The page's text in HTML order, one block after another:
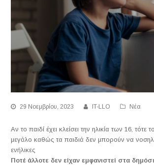
29 Νοεμβρίου, 2023 IT-LLO Νέα
Αν το παιδί έχει κλείσει την ηλικία των 16, τότε
μεγάλο καθώς τα παιδιά δεν μπορούν να
ενήλικες
Ποτέ άλλοτε δεν είχαν εμφανιστεί στα